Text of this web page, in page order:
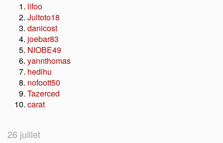
lifoo
Jultoto18
danicost
joebar83
NIOBE49
yannthomas
hedihu
nofoott50
Tazerced
carat
26 juillet